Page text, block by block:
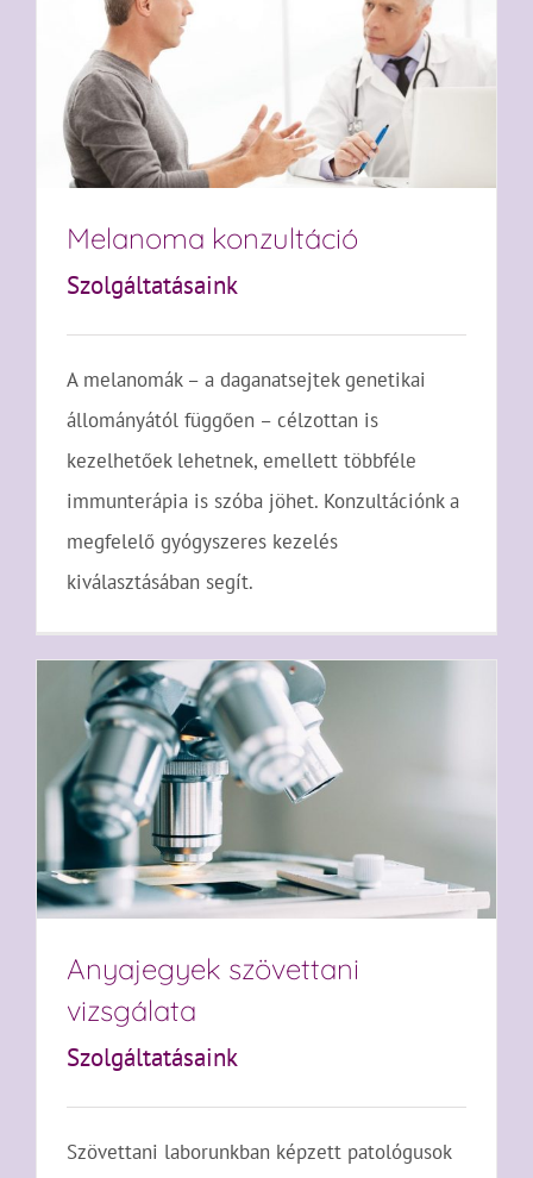
Melanoma konzultáció
Szolgáltatásaink
A melanomák – a daganatsejtek genetikai
állományától függően – célzottan is
kezelhetőek lehetnek, emellett többféle
immunterápia is szóba jöhet. Konzultációnk a
megfelelő gyógyszeres kezelés
kiválasztásában segít.
Anyajegyek szövettani
vizsgálata
Szolgáltatásaink
Szövettani laborunkban képzett patológusok